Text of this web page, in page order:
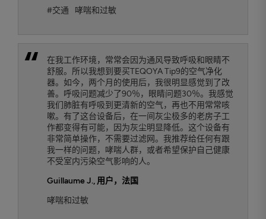
#交通 哮喘和过敏
在我工作环境，常常会因为通风导致呼吸和眼睛不
舒服。所以我想到要买TEQOYA Tip9的空气净化
器。如今，两个月的使用后，我很明显感觉到了改
善。呼吸问题减少了90％，眼睛问题30％。我感觉
我们肺脏有呼吸到更清新的空气，再也不用常常咳
嗽。有了这台设备后，在一间灰尘极多的老房子工
作都变得有可能，因为灰尘明显降低。这个设备有
非常简单操作，不需要过滤网。我推荐给任何有跟
我一样的问题，哮喘人群，或者希望保护自己健康
不受室内污染空气影响的人。
Guillaume J., 用户，法国
哮喘和过敏